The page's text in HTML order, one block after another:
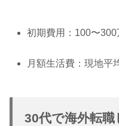
初期費用：100〜300
月額生活費：現地平
30代で海外転